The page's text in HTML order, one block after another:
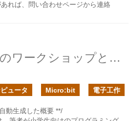
れば、問い合わせページから連絡
マイクロビットのワークショップとこれからの開発
ュータ Micro:bit 電子工作
動生成した概要 **/